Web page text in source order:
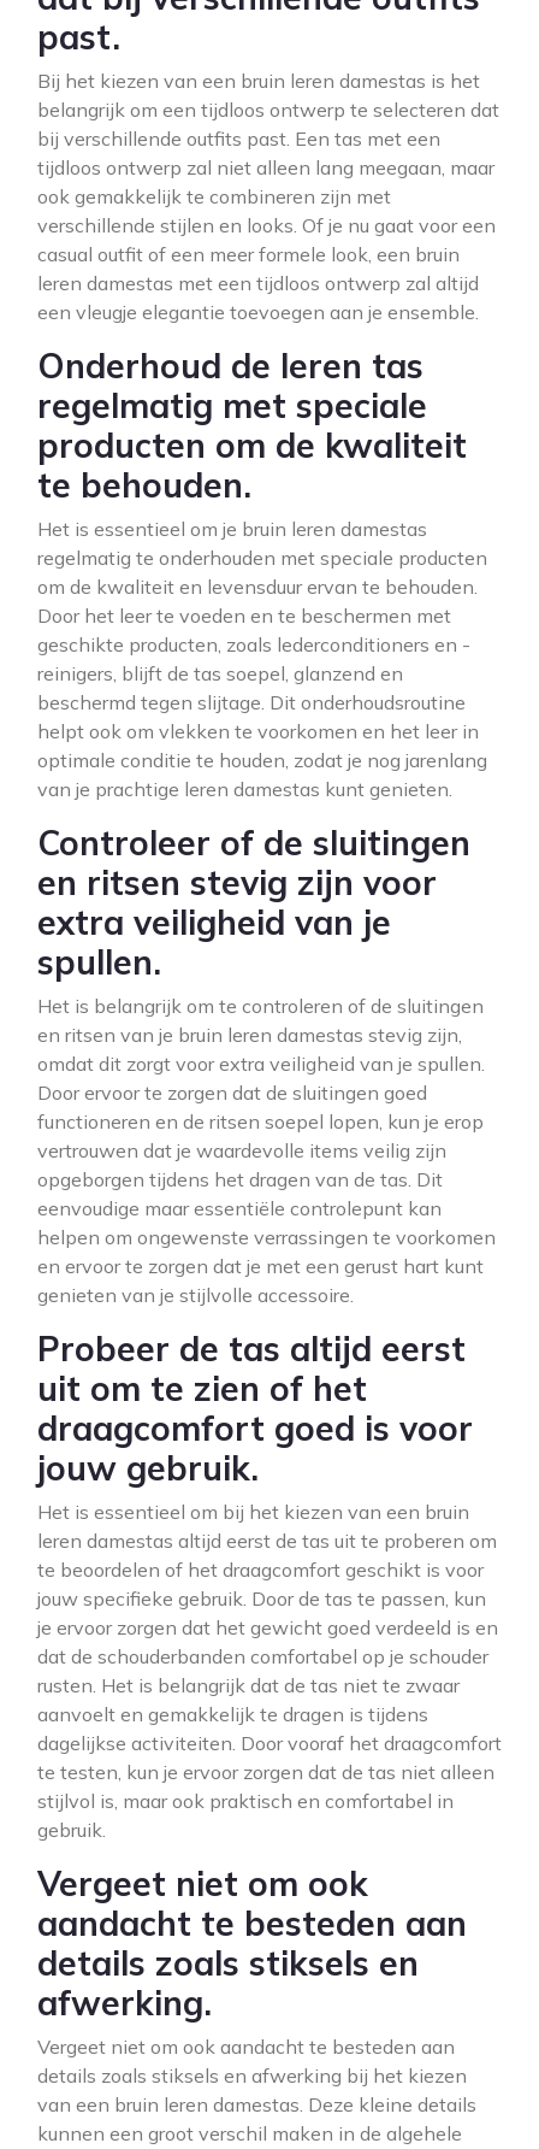
past.
Bij het kiezen van een bruin leren damestas is het
belangrijk om een tijdloos ontwerp te selecteren dat
bij verschillende outfits past. Een tas met een
tijdloos ontwerp zal niet alleen lang meegaan, maar
ook gemakkelijk te combineren zijn met
verschillende stijlen en looks. Of je nu gaat voor een
casual outfit of een meer formele look, een bruin
leren damestas met een tijdloos ontwerp zal altijd
een vleugje elegantie toevoegen aan je ensemble.
Onderhoud de leren tas
regelmatig met speciale
producten om de kwaliteit
te behouden.
Het is essentieel om je bruin leren damestas
regelmatig te onderhouden met speciale producten
om de kwaliteit en levensduur ervan te behouden.
Door het leer te voeden en te beschermen met
geschikte producten, zoals lederconditioners en -
reinigers, blijft de tas soepel, glanzend en
beschermd tegen slijtage. Dit onderhoudsroutine
helpt ook om vlekken te voorkomen en het leer in
optimale conditie te houden, zodat je nog jarenlang
van je prachtige leren damestas kunt genieten.
Controleer of de sluitingen
en ritsen stevig zijn voor
extra veiligheid van je
spullen.
Het is belangrijk om te controleren of de sluitingen
en ritsen van je bruin leren damestas stevig zijn,
omdat dit zorgt voor extra veiligheid van je spullen.
Door ervoor te zorgen dat de sluitingen goed
functioneren en de ritsen soepel lopen, kun je erop
vertrouwen dat je waardevolle items veilig zijn
opgeborgen tijdens het dragen van de tas. Dit
eenvoudige maar essentiële controlepunt kan
helpen om ongewenste verrassingen te voorkomen
en ervoor te zorgen dat je met een gerust hart kunt
genieten van je stijlvolle accessoire.
Probeer de tas altijd eerst
uit om te zien of het
draagcomfort goed is voor
jouw gebruik.
Het is essentieel om bij het kiezen van een bruin
leren damestas altijd eerst de tas uit te proberen om
te beoordelen of het draagcomfort geschikt is voor
jouw specifieke gebruik. Door de tas te passen, kun
je ervoor zorgen dat het gewicht goed verdeeld is en
dat de schouderbanden comfortabel op je schouder
rusten. Het is belangrijk dat de tas niet te zwaar
aanvoelt en gemakkelijk te dragen is tijdens
dagelijkse activiteiten. Door vooraf het draagcomfort
te testen, kun je ervoor zorgen dat de tas niet alleen
stijlvol is, maar ook praktisch en comfortabel in
gebruik.
Vergeet niet om ook
aandacht te besteden aan
details zoals stiksels en
afwerking.
Vergeet niet om ook aandacht te besteden aan
details zoals stiksels en afwerking bij het kiezen
van een bruin leren damestas. Deze kleine details
kunnen een groot verschil maken in de algehele